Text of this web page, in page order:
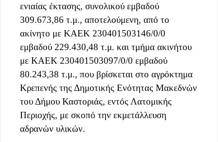
ενιαίας έκτασης, συνολικού εμβαδού
309.673,86 τ.μ., αποτελούμενη, από το
ακίνητο με ΚΑΕΚ 230401503146/0/0
εμβαδού 229.430,48 τ.μ. και τμήμα ακινήτου
με ΚΑΕΚ 230401503097/0/0 εμβαδού
80.243,38 τ.μ., που βρίσκεται στο αγρόκτημα
Κρεπενής της Δημοτικής Ενότητας Μακεδνών
του Δήμου Καστοριάς, εντός Λατομικής
Περιοχής, με σκοπό την εκμετάλλευση
αδρανών υλικών.